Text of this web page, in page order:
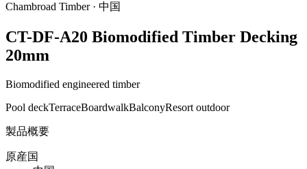
Chambroad Timber· 中国
CT-DF-A20 Biomodified Timber Decking
20mm
Biomodified engineered timber
Pool deckTerraceBoardwalkBalconyResort outdoor
製品概要
原産国